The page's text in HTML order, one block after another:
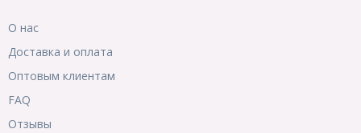
О нас
Доставка и оплата
Оптовым клиентам
FAQ
Отзывы